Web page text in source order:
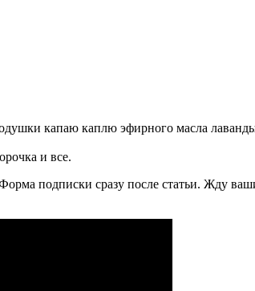
капаю каплю эфирного масла
и все.
подписки сразу после статьи. Жду